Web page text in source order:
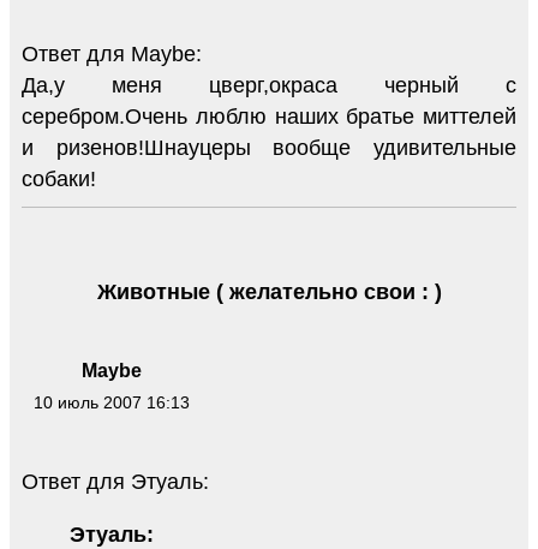
Ответ для Maybe:
Да,у меня цверг,окраса черный с
серебром.Очень люблю наших братье миттелей
и ризенов!Шнауцеры вообще удивительные
собаки!
Maybe
10 июль 2007 16:13
Животные ( желательно свои : )
Ответ для Этуаль:
Этуаль: